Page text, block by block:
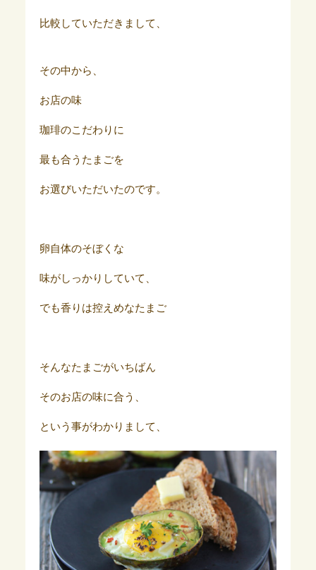
比較していただきまして、
その中から、
お店の味
珈琲のこだわりに
最も合うたまごを
お選びいただいたのです。
卵自体のそぼくな
味がしっかりしていて、
でも香りは控えめなたまご
そんなたまごがいちばん
そのお店の味に合う、
という事がわかりまして、